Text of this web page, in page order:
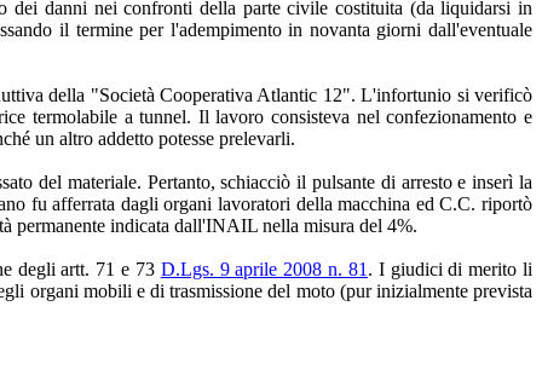
danni nei confronti della parte civile costituita (da liquidarsi in
il termine per l'adempimento in novanta giorni dall'eventuale
della "Società Cooperativa Atlantic 12". L'infortunio si verificò
termolabile a tunnel. Il lavoro consisteva nel confezionamento e
un altro addetto potesse prelevarli.
del materiale. Pertanto, schiacciò il pulsante di arresto e inserì la
fu afferrata dagli organi lavoratori della macchina ed C.C. riportò
permanente indicata dall'INAIL nella misura del 4%.
degli artt. 71 e 73 D.Lgs. 9 aprile 2008 n. 81 . I giudici di merito li
organi mobili e di trasmissione del moto (pur inizialmente prevista